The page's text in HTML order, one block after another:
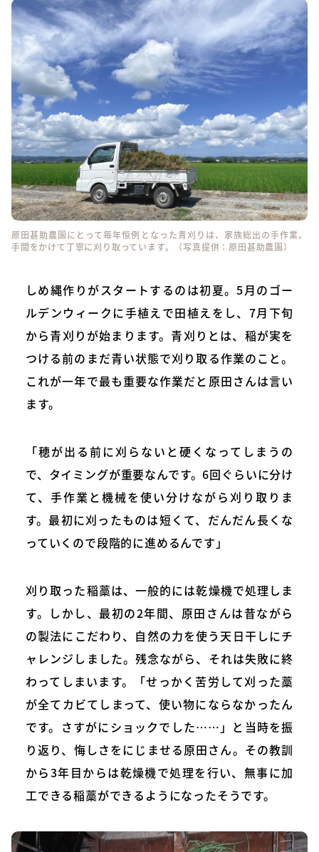
原田甚助農園にとって毎年恒例となった青刈りは、家族総出の手作業。
手間をかけて丁寧に刈り取っています。（写真提供：原田甚助農園）
しめ縄作りがスタートするのは初夏。5月のゴー
ルデンウィークに手植えで田植えをし、7月下旬
から青刈りが始まります。青刈りとは、稲が実を
つける前のまだ青い状態で刈り取る作業のこと。
これが一年で最も重要な作業だと原田さんは言い
ます。
「穂が出る前に刈らないと硬くなってしまうの
で、タイミングが重要なんです。6回ぐらいに分け
て、手作業と機械を使い分けながら刈り取りま
す。最初に刈ったものは短くて、だんだん長くな
っていくので段階的に進めるんです」
刈り取った稲藁は、一般的には乾燥機で処理しま
す。しかし、最初の2年間、原田さんは昔ながら
の製法にこだわり、自然の力を使う天日干しにチ
ャレンジしました。残念ながら、それは失敗に終
わってしまいます。「せっかく苦労して刈った藁
が全てカビてしまって、使い物にならなかったん
です。さすがにショックでした……」と当時を振
り返り、悔しさをにじませる原田さん。その教訓
から3年目からは乾燥機で処理を行い、無事に加
工できる稲藁ができるようになったそうです。